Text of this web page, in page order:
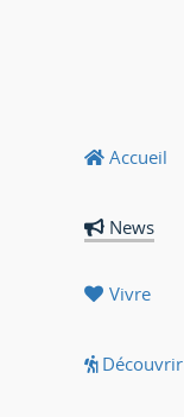
Accueil
News
Vivre
Découvrir